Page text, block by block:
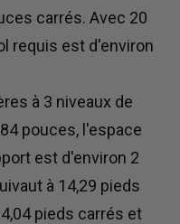
carrés. Avec 20
requis est d'environ
à 3 niveaux de
pouces, l'espace
est d'environ 2
à 14,29 pieds
pieds carrés et